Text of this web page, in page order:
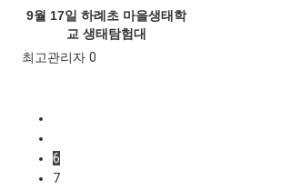
9월 17일 하례초 마을생태학
교 생태탐험대
최고관리자 0
6
7